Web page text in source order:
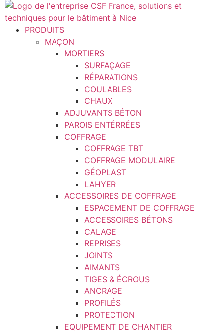
Aller
au
contenuPRODUITS
MAÇON
MORTIERS
SURFAÇAGE
RÉPARATIONS
COULABLES
CHAUX
ADJUVANTS BÉTON
PAROIS ENTÉRRÉES
COFFRAGE
COFFRAGE TBT
COFFRAGE MODULAIRE
GÉOPLAST
LAHYER
ACCESSOIRES DE COFFRAGE
ESPACEMENT DE COFFRAGE
ACCESSOIRES BÉTONS
CALAGE
REPRISES
JOINTS
AIMANTS
TIGES & ÉCROUS
ANCRAGE
PROFILÉS
PROTECTION
EQUIPEMENT DE CHANTIER